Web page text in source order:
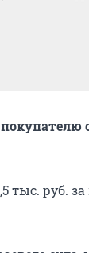
тыс. руб.